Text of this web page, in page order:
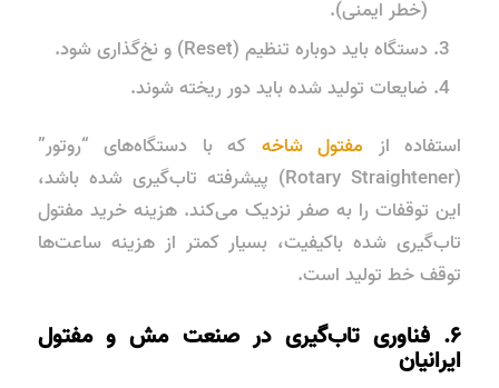
(خطر ایمنی).
دستگاه باید دوباره تنظیم (Reset) و نخ‌گذاری شود.
ضایعات تولید شده باید دور ریخته شوند.
استفاده از مفتول شاخه که با دستگاه‌های “روتور”
(Rotary Straightener) پیشرفته تاب‌گیری شده باشد،
این توقفات را به صفر نزدیک می‌کند. هزینه خرید مفتول
تاب‌گیری شده باکیفیت، بسیار کمتر از هزینه ساعت‌ها
توقف خط تولید است.
۶. فناوری تاب‌گیری در صنعت مش و مفتول
ایرانیان